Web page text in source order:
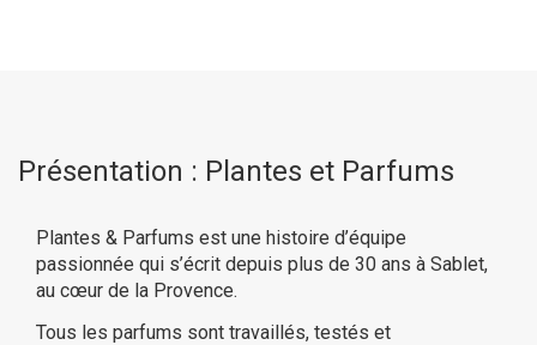
Présentation : Plantes et Parfums
Plantes & Parfums est une histoire d’équipe
passionnée qui s’écrit depuis plus de 30 ans à Sablet,
au cœur de la Provence.
Tous les parfums sont travaillés, testés et